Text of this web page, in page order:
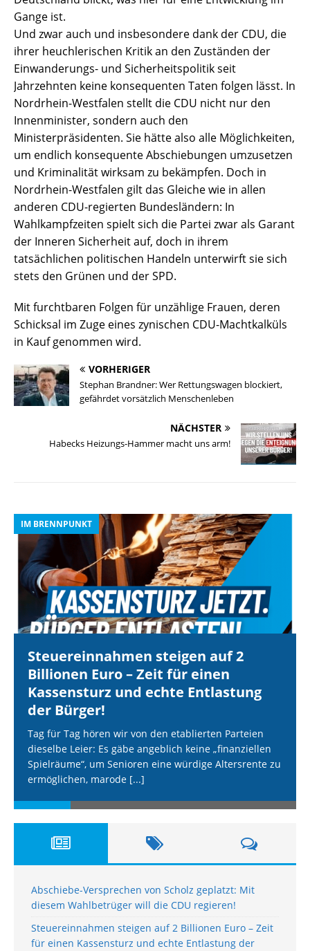
Gange ist.
Und zwar auch und insbesondere dank der CDU, die
ihrer heuchlerischen Kritik an den Zuständen der
Einwanderungs- und Sicherheitspolitik seit
Jahrzehnten keine konsequenten Taten folgen lässt. In
Nordrhein-Westfalen stellt die CDU nicht nur den
Innenminister, sondern auch den
Ministerpräsidenten. Sie hätte also alle Möglichkeiten,
um endlich konsequente Abschiebungen umzusetzen
und Kriminalität wirksam zu bekämpfen. Doch in
Nordrhein-Westfalen gilt das Gleiche wie in allen
anderen CDU-regierten Bundesländern: In
Wahlkampfzeiten spielt sich die Partei zwar als Garant
der Inneren Sicherheit auf, doch in ihrem
tatsächlichen politischen Handeln unterwirft sie sich
stets den Grünen und der SPD.
Mit furchtbaren Folgen für unzählige Frauen, deren
Schicksal im Zuge eines zynischen CDU-Machtkalküls
in Kauf genommen wird.
VORHERIGER
Stephan Brandner: Wer Rettungswagen blockiert,
gefährdet vorsätzlich Menschenleben
NÄCHSTER
Habecks Heizungs-Hammer macht uns arm!
IM BRENNPUNKT
Steuereinnahmen steigen auf 2
Billionen Euro – Zeit für einen
Kassensturz und echte Entlastung
der Bürger!
Tag für Tag hören wir von den etablierten Parteien
dieselbe Leier: Es gäbe angeblich keine „finanziellen
Spielräume“, um Senioren eine würdige Altersrente zu
ermöglichen, marode [...]
Abschiebe-Versprechen von Scholz geplatzt: Mit
diesem Wahlbetrüger will die CDU regieren!
Steuereinnahmen steigen auf 2 Billionen Euro – Zeit
für einen Kassensturz und echte Entlastung der